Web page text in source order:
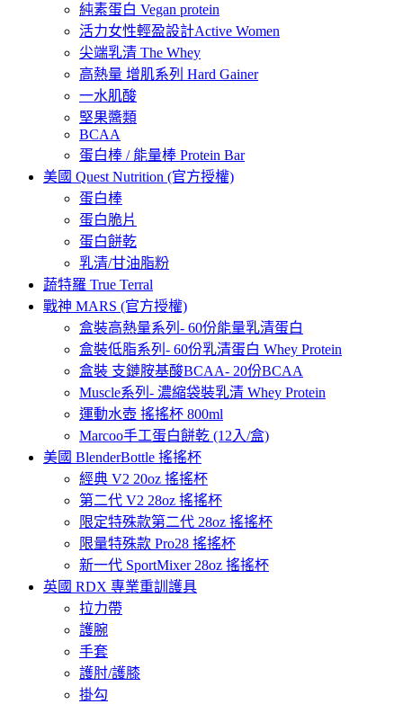
純素蛋白 Vegan protein
活力女性輕盈設計Active Women
尖端乳清 The Whey
高熱量 增肌系列 Hard Gainer
一水肌酸
堅果醬類
BCAA
蛋白棒 / 能量棒 Protein Bar
美國 Quest Nutrition (官方授權)
蛋白棒
蛋白脆片
蛋白餅乾
乳清/甘油脂粉
蔬特羅 True Terral
戰神 MARS (官方授權)
盒裝高熱量系列- 60份能量乳清蛋白
盒裝低脂系列- 60份乳清蛋白 Whey Protein
盒裝 支鏈胺基酸BCAA- 20份BCAA
Muscle系列- 濃縮袋裝乳清 Whey Protein
運動水壺 搖搖杯 800ml
Marcoo手工蛋白餅乾 (12入/盒)
美國 BlenderBottle 搖搖杯
經典 V2 20oz 搖搖杯
第二代 V2 28oz 搖搖杯
限定特殊款第二代 28oz 搖搖杯
限量特殊款 Pro28 搖搖杯
新一代 SportMixer 28oz 搖搖杯
英國 RDX 專業重訓護具
拉力帶
護腕
手套
護肘/護膝
掛勾